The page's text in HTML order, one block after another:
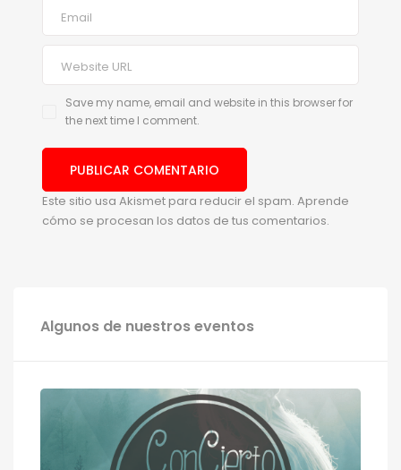
Save my name, email and website in this browser for
the next time I comment.
Este sitio usa Akismet para reducir el spam. Aprende
cómo se procesan los datos de tus comentarios.
Algunos de nuestros eventos